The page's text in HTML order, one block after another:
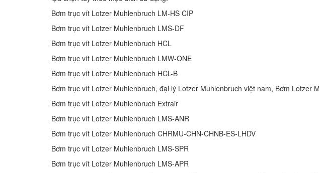
Bơm trục vít Lotzer Muhlenbruch LM-HS CIP
Bơm trục vít Lotzer Muhlenbruch LMS-DF
Bơm trục vít Lotzer Muhlenbruch HCL
Bơm trục vít Lotzer Muhlenbruch LMW-ONE
Bơm trục vít Lotzer Muhlenbruch HCL-B
Bơm trục vít Lotzer Muhlenbruch, đại lý Lotzer Muhlenbruch việt nam, Bơm Lotzer
Bơm trục vít Lotzer Muhlenbruch Extrair
Bơm trục vít Lotzer Muhlenbruch LMS-ANR
Bơm trục vít Lotzer Muhlenbruch CHRMU-CHN-CHNB-ES-LHDV
Bơm trục vít Lotzer Muhlenbruch LMS-SPR
Bơm trục vít Lotzer Muhlenbruch LMS-APR